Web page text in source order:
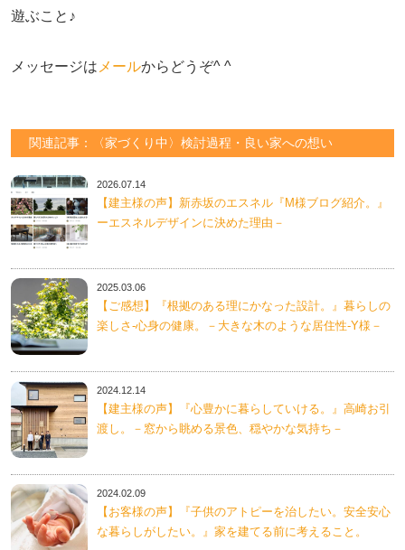
遊ぶこと♪
メッセージは メールからどうぞ^ ^
関連記事：〈家づくり中〉検討過程・良い家への想い
2026.07.14
【建主様の声】新赤坂のエスネル『M様ブログ紹介。』
ーエスネルデザインに決めた理由－
2025.03.06
【ご感想】『根拠のある理にかなった設計。』暮らしの
楽しさ-心身の健康。－大きな木のような居住性-Y様－
2024.12.14
【建主様の声】『心豊かに暮らしていける。』高崎お引
渡し。－窓から眺める景色、穏やかな気持ち－
2024.02.09
【お客様の声】『子供のアトピーを治したい。安全安心
な暮らしがしたい。』家を建てる前に考えること。